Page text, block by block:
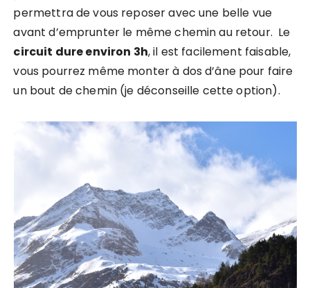
permettra de vous reposer avec une belle vue
avant d’emprunter le même chemin au retour. Le
circuit dure environ 3h, il est facilement faisable,
vous pourrez même monter à dos d’âne pour faire
un bout de chemin (je déconseille cette option).